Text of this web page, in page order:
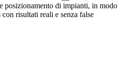
posizionamento di impianti, in modo
risultati reali e senza false